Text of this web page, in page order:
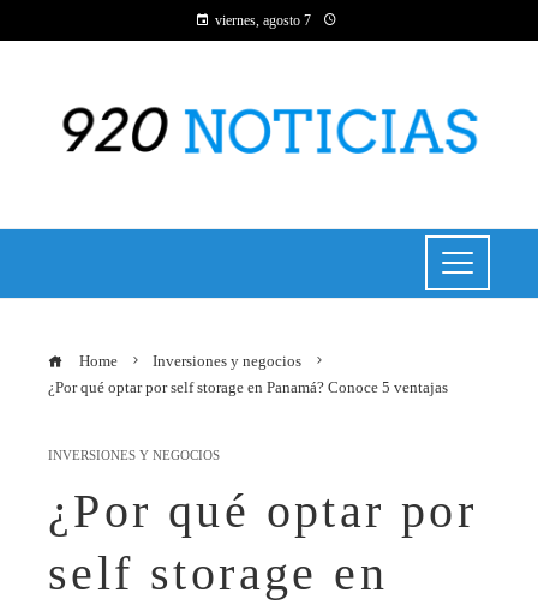
viernes, agosto 7
Home
Inversiones y negocios
¿Por qué optar por self storage en Panamá? Conoce 5 ventajas
INVERSIONES Y NEGOCIOS
¿Por qué optar por
self storage en